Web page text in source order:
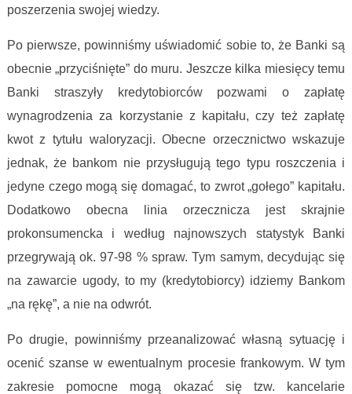
poszerzenia swojej wiedzy.
Po pierwsze, powinniśmy uświadomić sobie to, że Banki są
obecnie „przyciśnięte” do muru. Jeszcze kilka miesięcy temu
Banki straszyły kredytobiorców pozwami o zapłatę
wynagrodzenia za korzystanie z kapitału, czy też zapłatę
kwot z tytułu waloryzacji. Obecne orzecznictwo wskazuje
jednak, że bankom nie przysługują tego typu roszczenia i
jedyne czego mogą się domagać, to zwrot „gołego” kapitału.
Dodatkowo obecna linia orzecznicza jest skrajnie
prokonsumencka i według najnowszych statystyk Banki
przegrywają ok. 97-98 % spraw. Tym samym, decydując się
na zawarcie ugody, to my (kredytobiorcy) idziemy Bankom
„na rękę”, a nie na odwrót.
Po drugie, powinniśmy przeanalizować własną sytuację i
ocenić szanse w ewentualnym procesie frankowym. W tym
zakresie pomocne mogą okazać się tzw. kancelarie